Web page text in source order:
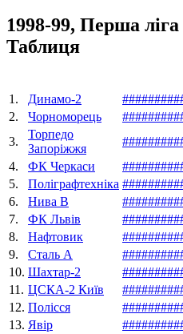
1998-99, Перша
Таблиця
1.
Динамо-2 #########
2.
Чорноморець #########
3.
Торпедо
Запоріжжя
#########
4.
ФК Черкаси #########
5.
Поліграфтехніка #########
6.
Нива В #########
7.
ФК Львів #########
8.
Нафтовик #########
9.
Сталь А #########
10. Шахтар-2 #########
11. ЦСКА-2 Київ #########
12. Полісся #########
13. Явір #########